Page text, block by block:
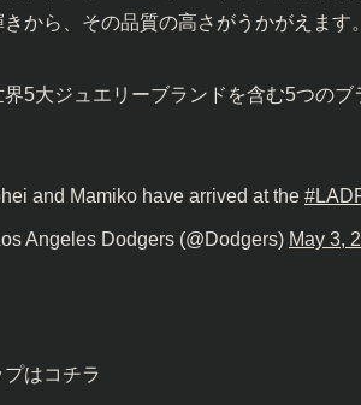
から、その品質の高さがうかがえます。
5大ジュエリーブランドを含む5つのブ
and Mamiko have arrived at the
Angeles Dodgers (@Dodgers) May 3,
はコチラ